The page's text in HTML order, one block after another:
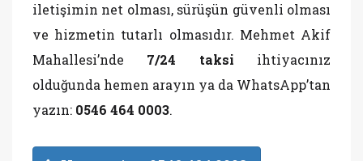
iletişimin net olması, sürüşün güvenli olması
ve hizmetin tutarlı olmasıdır. Mehmet Akif
Mahallesi’nde 7/24 taksi ihtiyacınız
olduğunda hemen arayın ya da WhatsApp’tan
yazın: 0546 464 0003.